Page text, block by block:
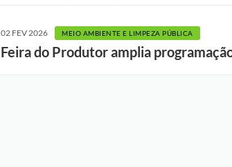
02 FEV 2026 MEIO AMBIENTE E LIMPEZA PÚBLICA
Feira do Produtor amplia